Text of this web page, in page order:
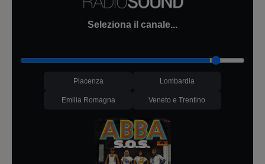
Seleziona il canale...
Piacenza Lombardia
Emilia Romagna Veneto e Trentino